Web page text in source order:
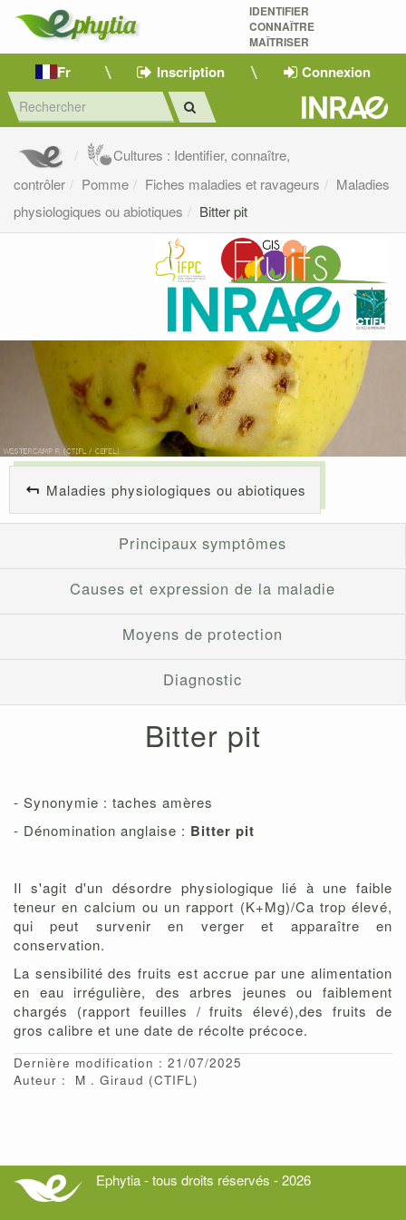
IDENTIFIER
CONNAÎTRE
MAÎTRISER
Fr Inscription Connexion
Cultures : Identifier, connaître,
contrôler
Pomme Fiches maladies et ravageurs
Maladies
physiologiques ou abiotiques
Bitter pit
Maladies physiologiques ou abiotiques
Principaux symptômes
Causes et expression de la maladie
Moyens de protection
Diagnostic
Bitter pit
- Synonymie : taches amères
- Dénomination anglaise : Bitter pit
Il s'agit d'un désordre physiologique lié à une faible
teneur en calcium ou un rapport (K+Mg)/Ca trop élevé,
qui peut survenir en verger et apparaître en
conservation.
La sensibilité des fruits est accrue par une alimentation
en eau irrégulière, des arbres jeunes ou faiblement
chargés (rapport feuilles / fruits élevé),des fruits de
gros calibre et une date de récolte précoce.
Dernière modification : 21/07/2025
Auteur :
M Giraud (CTIFL)
Ephytia - tous droits réservés - 2026